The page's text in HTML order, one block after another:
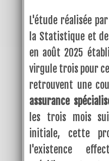
L'étude réalisée
la Statistique et
en août 2025
virgule trois pour
retrouvent une
assurance
les trois mois
initiale, cette
l'existence